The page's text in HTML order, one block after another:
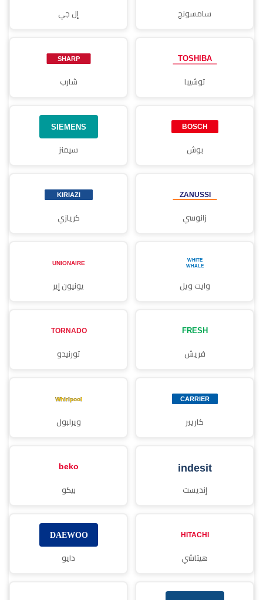
سامسونج إل جي
توشيبا شارب
بوش سيمنز
زانوسي كريازي
وايت ويل يونيون إير
فريش تورنيدو
كاريير ويرلبول
إنديست بيكو
هيتاشي دايو